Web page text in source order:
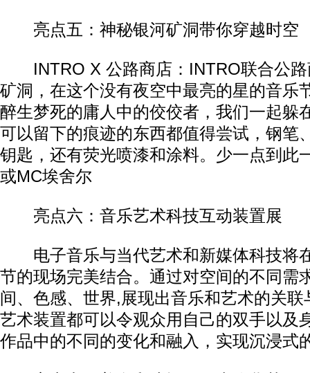
亮点五：神秘银河矿洞带你穿越时空
INTRO X 公路商店：INTRO联合公路
矿洞，在这个没有夜空中最亮的星的音乐
醉生梦死的庸人中的佼佼者，我们一起躲
可以留下的痕迹的东西都值得尝试，钢笔
钥匙，还有荧光喷漆和涂料。少一点到此
或MC埃舍尔
亮点六：音乐艺术科技互动装置展
电子音乐与当代艺术和新媒体科技将
节的现场完美结合。通过对空间的不同需
间、色感、世界,展现出音乐和艺术的关
艺术装置都可以令观众用自己的双手以及
作品中的不同的变化和融入，实现沉浸式